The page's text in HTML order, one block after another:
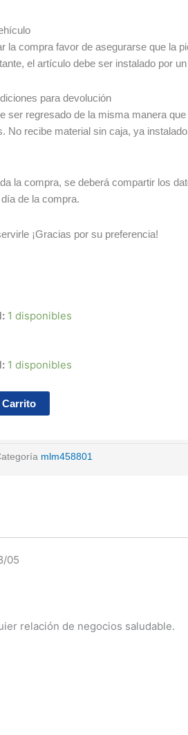
la compra favor de asegurarse que la
el artículo debe ser instalado por
para devolución
ser regresado de la misma manera
No recibe material sin caja, ya
la compra, se deberá compartir los
de la compra.
¡Gracias por su preferencia!
1 disponibles
1 disponibles
mlm458801
05
relación de negocios saludable.